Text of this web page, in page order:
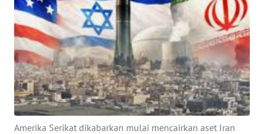
Amerika Serikat dikabarkan mulai mencairkan aset Iran
KESEHATAN
INTERNASIONAL
SERBA-SERBI
PENDIDIKAN